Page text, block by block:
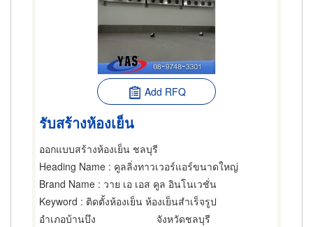
Add RFQ
รับสร้างห้องเย็น
ออกแบบสร้างห้องเย็น ชลบุรี
Heading Name : คูลลิ่งทาวเวอร์แอร์ขนาดใหญ่
Brand Name : วาย เอ เอส คูล อินโนเวชั่น
Keyword : ติดตั้งห้องเย็น ห้องเย็นสำเร็จรูป
อำเภอบ้านบึง
จังหวัดชลบุรี